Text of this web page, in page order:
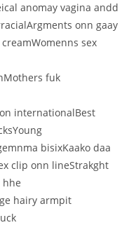
anomay vagina andd
onn gaay
sex
fuk
internationalBest
bisixKaako daa
clip onn lineStrakght
hhe
hairy armpit